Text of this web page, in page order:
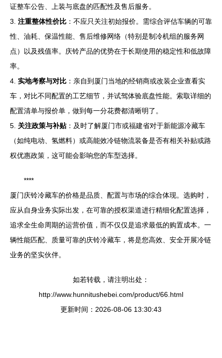
证整车公告、上装与底盘的匹配性及售后服务。
3. 注重整体性价比 ：不应只关注初始报价。需综合评估车辆的可靠
性、油耗、保温性能、售后维修网络（特别是制冷机组的服务网
点）以及残值率。庆铃产品的优势在于长期使用的稳定性和低故障
率。
4. 实地考察与对比 ：亲自到厦门当地的经销商或改装企业查看实
车，对比不同配置的工艺细节，并试驾体验底盘性能。索取详细的
配置清单与报价单，做到每一分花费都清晰明了。
5. 关注政策与补贴：及时了解厦门市或福建省对于新能源冷藏车
（如纯电动、氢燃料）或高能效冷链物流装备是否有相关补贴或路
权优惠政策，这可能会影响您的车型选择。
****
厦门庆铃冷藏车的价格是品质、配置与市场的综合体现。选购时，
应从自身业务实际出发，在可靠的授权渠道进行精细化配置选择，
追求全生命周期的运营价值，而不仅仅是追求最低的购置成本。一
辆性能匹配、质量可靠的庆铃冷藏车，将是您高效、安全开展冷链
业务的坚实伙伴。
如若转载，请注明出处：
http://www.hunnitushebei.com/product/66.html
更新时间：2026-08-06 13:30:43